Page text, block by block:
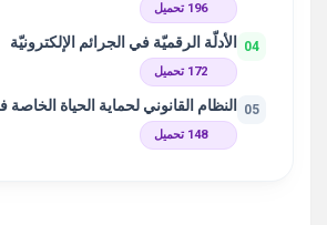
196 تحميل
04 الأدلّة الرقميّة في الجرائم الإلكترونيّة
172 تحميل
05 النظام القانوني لحماية الحياة الخاصة
148 تحميل